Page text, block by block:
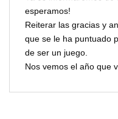
esperamos!
Reiterar las gracias y
que se le ha puntuado
de ser un juego.
Nos vemos el año que